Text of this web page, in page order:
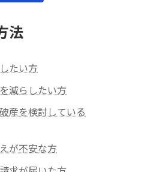
法
たい方
減らしたい方
産を検討している
が不安な方